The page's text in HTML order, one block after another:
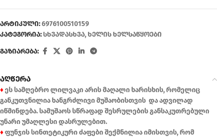
არტიკული:6976100510159
კატეგორია:სხვადასხვა,ხელის ხელსაწყოები
გაზიარება:
აღწერა
♦ეს სამღებრო ლილვაკი არის მაღალი ხარისხის, რომელიც
განკუთვნილია ხანგრძლივი მუშაობისთვის და ადვილად
იწმინდება. სამუშაოს სწრაფად შესრულების განსაკუთრებული
უნარი უმაღლესი დასრულებით.
♦ფუნჯის სინთეტიკური ძაფები შექმნილია იმისთვის, რომ